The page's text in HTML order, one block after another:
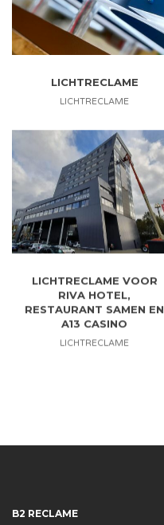
LICHTRECLAME
LICHTRECLAME
LICHTRECLAME VOOR
RIVA HOTEL,
RESTAURANT SAMEN EN
A13 CASINO
LICHTRECLAME
B2 RECLAME